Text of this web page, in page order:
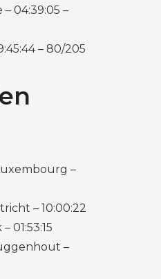
04:39:05 –
– 80/205
–
– 10:00:22
01:53:15
–